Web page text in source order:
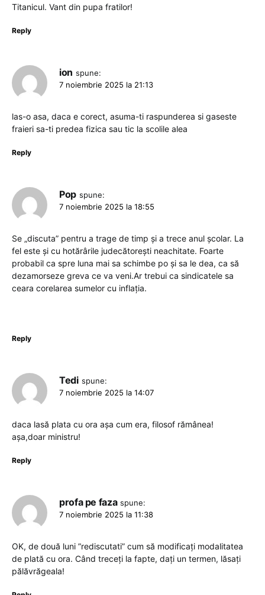
Titanicul. Vant din pupa fratilor!
Reply
ion spune:
7 noiembrie 2025 la 21:13
las-o asa, daca e corect, asuma-ti raspunderea si gaseste
fraieri sa-ti predea fizica sau tic la scolile alea
Reply
Pop spune:
7 noiembrie 2025 la 18:55
Se „discuta” pentru a trage de timp și a trece anul școlar. La
fel este și cu hotărârile judecătorești neachitate. Foarte
probabil ca spre luna mai sa schimbe po și sa le dea, ca să
dezamorseze greva ce va veni.Ar trebui ca sindicatele sa
ceara corelarea sumelor cu inflația.
Reply
Tedi spune:
7 noiembrie 2025 la 14:07
daca lasă plata cu ora așa cum era, filosof rămânea!
așa,doar ministru!
Reply
profa pe faza spune:
7 noiembrie 2025 la 11:38
OK, de două luni ”rediscutati” cum să modificați modalitatea
de plată cu ora. Când treceți la fapte, dați un termen, lăsați
pălăvrăgeala!